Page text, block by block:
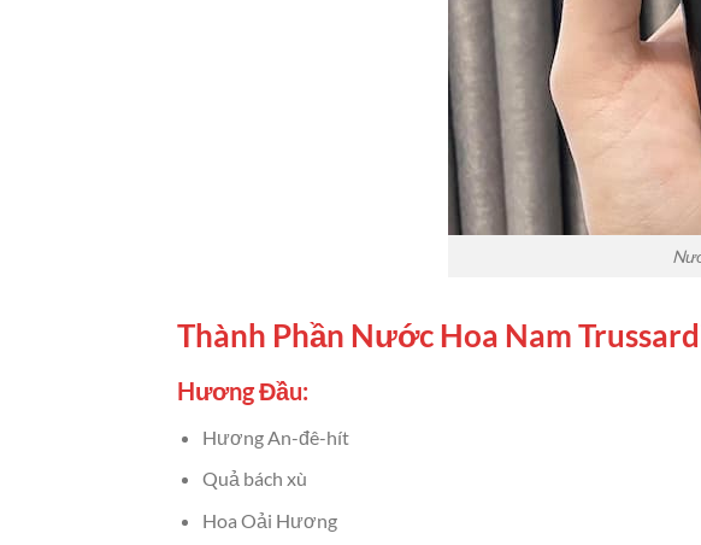
Thành Phần Nước Hoa Nam
Hương Đầu:
Hương An-đê-hít
Quả bách xù
Hoa Oải Hương